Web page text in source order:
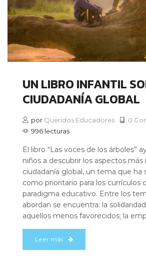
UN LIBRO INFANTIL
CIUDADANÍA GLOBAL
por Queridos Educadores
0
996 lecturas
El libro “Las voces de los árboles”
niños a descubrir los aspectos más
ciudadanía global, un tema que ha
como prioritario para los currículos
paradigma educativo. Entre los
abordan se encuentra: la
aquellos menos favorecidos; la
Leer más